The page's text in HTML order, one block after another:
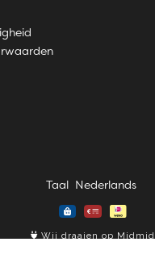
Taal
Wij draaien op Midmid